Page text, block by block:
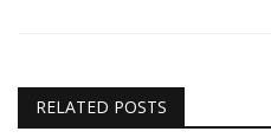
RELATED POSTS